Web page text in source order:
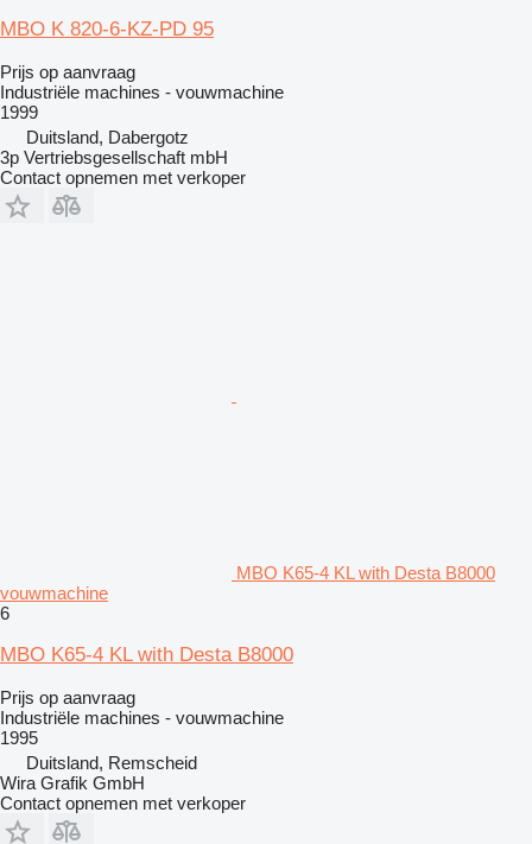
MBO K 820-6-KZ-PD 95
Prijs op aanvraag
Industriële machines - vouwmachine
1999
Duitsland, Dabergotz
3p Vertriebsgesellschaft mbH
Contact opnemen met verkoper
MBO K65-4 KL with Desta B8000
vouwmachine
6
MBO K65-4 KL with Desta B8000
Prijs op aanvraag
Industriële machines - vouwmachine
1995
Duitsland, Remscheid
Wira Grafik GmbH
Contact opnemen met verkoper